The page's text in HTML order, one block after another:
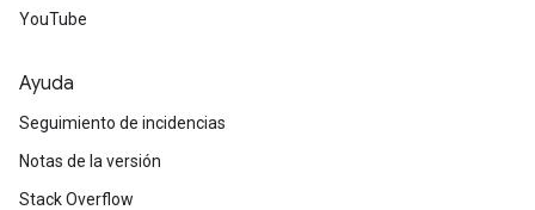
YouTube
Ayuda
Seguimiento de incidencias
Notas de la versión
Stack Overflow